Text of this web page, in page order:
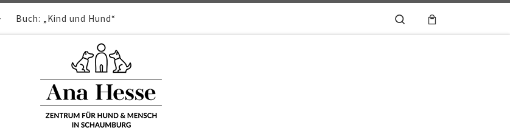
Buch: „Kind und Hund“ Search